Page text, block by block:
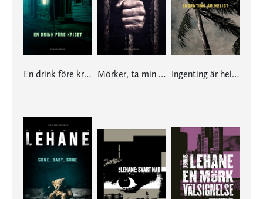
En drink före kriget Mörker, ta min hand Ingenting är heligt